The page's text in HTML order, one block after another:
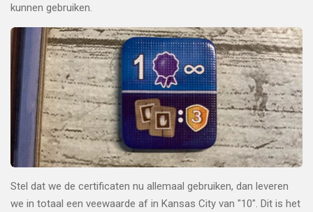
kunnen gebruiken.
Stel dat we de certificaten nu allemaal gebruiken, dan leveren
we in totaal een veewaarde af in Kansas City van "10". Dit is het